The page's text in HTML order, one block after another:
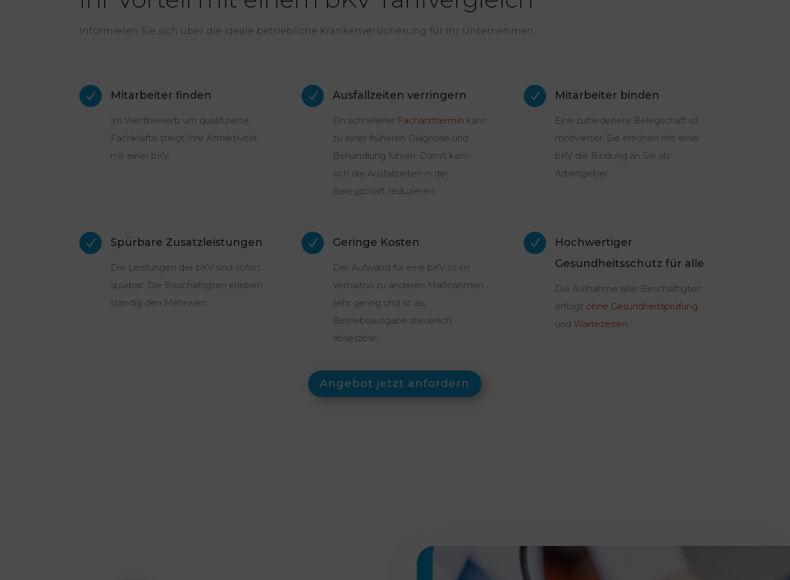
Informieren Sie sich über die ideale betriebliche Krankenversicherung für Ihr Unternehmen
N Mitarbeiter finden
Im Wettbewerb um qualifizierte
Fachkräfte steigt Ihre Attraktivität
mit einer bKV.
N Ausfallzeiten verringern
Ein schnellerer Facharzttermin kann
zu einer früheren Diagnose und
Behandlung führen. Damit kann
sich die Ausfallzeiten in der
Belegschaft reduzieren.
N Mitarbeiter binden
Eine zufriedenere Belegschaft ist
motivierter. Sie erhöhen mit einer
bKV die Bindung an Sie als
Arbeitgeber.
N Spürbare Zusatzleistungen
Die Leistungen der bKV sind sofort
spürbar. Die Beschäftigten erleben
ständig den Mehrwert.
N Geringe Kosten
Der Aufwand für eine bKV ist im
Verhältnis zu anderen Maßnahmen
sehr gering und ist als
Betriebsausgabe steuerlich
absetzbar.
Angebot jetzt anfordern
N
Hochwertiger
Gesundheitsschutz für alle
Die Aufnahme aller Beschäftigten
erfolgt ohne Gesundheitsprüfung
und Wartezeiten.